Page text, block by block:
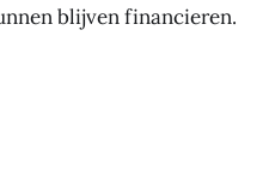
blijven financieren.